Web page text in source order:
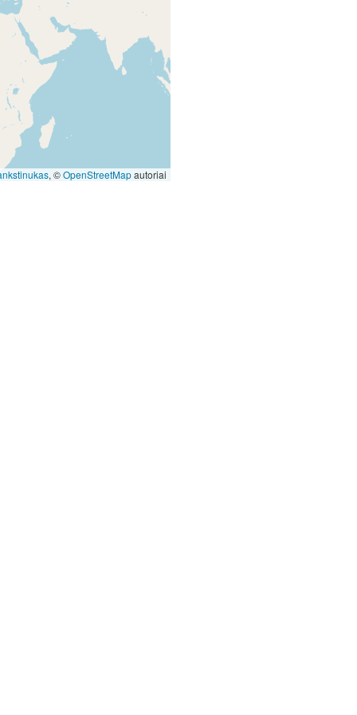
, ©OpenStreetMapautoriai